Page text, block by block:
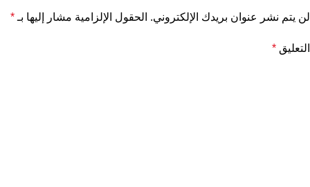
لن يتم نشر عنوان بريدك الإلكتروني. الحقول الإلزامية مشار إليها بـ *
التعليق *